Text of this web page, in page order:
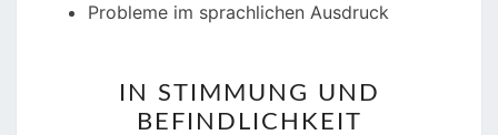
Probleme im sprachlichen Ausdruck
IN STIMMUNG UND
BEFINDLICHKEIT